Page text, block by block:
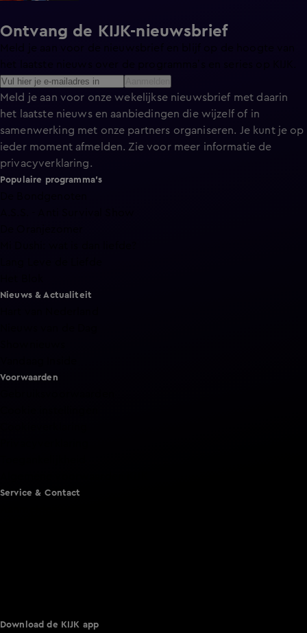
Ontvang de KIJK-nieuwsbrief
Meld je aan voor onze wekelijkse nieuwsbrief met daarin
het laatste nieuws en aanbiedingen die wijzelf of in
samenwerking met onze partners organiseren. Je kunt je op
ieder moment afmelden. Zie voor meer informatie de
privacyverklaring.
Populaire programma's
Nieuws & Actualiteit
Voorwaarden
Service & Contact
Download de KIJK app